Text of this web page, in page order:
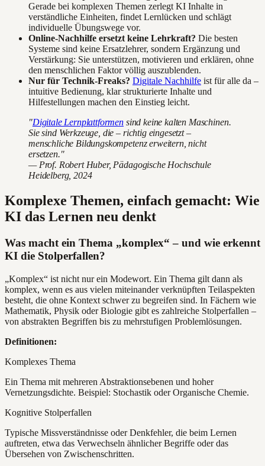
Gerade bei komplexen Themen zerlegt KI Inhalte in
verständliche Einheiten, findet Lernlücken und schlägt
individuelle Übungswege vor.
Online-Nachhilfe ersetzt keine Lehrkraft? Die besten
Systeme sind keine Ersatzlehrer, sondern Ergänzung und
Verstärkung: Sie unterstützen, motivieren und erklären, ohne
den menschlichen Faktor völlig auszublenden.
Nur für Technik-Freaks? Digitale Nachhilfe ist für alle da –
intuitive Bedienung, klar strukturierte Inhalte und
Hilfestellungen machen den Einstieg leicht.
"Digitale Lernplattformen sind keine kalten Maschinen.
Sie sind Werkzeuge, die – richtig eingesetzt –
menschliche Bildungskompetenz erweitern, nicht
ersetzen."
— Prof. Robert Huber, Pädagogische Hochschule
Heidelberg, 2024
Komplexe Themen, einfach gemacht: Wie
KI das Lernen neu denkt
Was macht ein Thema „komplex“ – und wie erkennt
KI die Stolperfallen?
„Komplex“ ist nicht nur ein Modewort. Ein Thema gilt dann als
komplex, wenn es aus vielen miteinander verknüpften Teilaspekten
besteht, die ohne Kontext schwer zu begreifen sind. In Fächern wie
Mathematik, Physik oder Biologie gibt es zahlreiche Stolperfallen –
von abstrakten Begriffen bis zu mehrstufigen Problemlösungen.
Definitionen:
Komplexes Thema
Ein Thema mit mehreren Abstraktionsebenen und hoher
Vernetzungsdichte. Beispiel: Stochastik oder Organische Chemie.
Kognitive Stolperfallen
Typische Missverständnisse oder Denkfehler, die beim Lernen
auftreten, etwa das Verwechseln ähnlicher Begriffe oder das
Übersehen von Zwischenschritten.